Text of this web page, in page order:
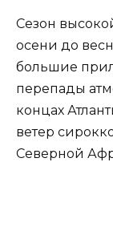
Сезон
осени до
большие
перепады
концах
ветер
Северной